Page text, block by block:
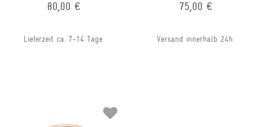
80,00 €
Lieferzeit ca. 7-14 Tage
75,00 €
Versand innerhalb 24h